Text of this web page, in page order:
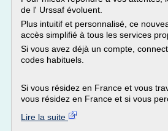
de l' Urssaf évoluent.
Plus intuitif et personnalisé, ce
accès simplifié à tous les services
Si vous avez déjà un compte,
codes habituels.
Si vous résidez en France et vous
vous résidez en France et si vous
Lire la suite